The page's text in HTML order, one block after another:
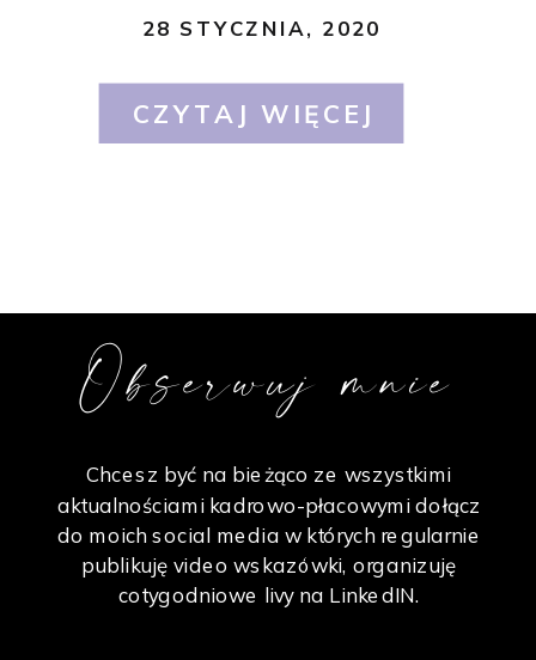
CZYTAJ WIĘCEJ
28 STYCZNIA, 2020
Obserwuj mnie
Chcesz być na bieżąco ze wszystkimi
aktualnościami kadrowo-płacowymi dołącz
do moich social media w których regularnie
publikuję video wskazówki, organizuję
cotygodniowe livy na LinkedIN.